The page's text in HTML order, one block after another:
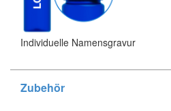
Individuelle Namensgravur
Zubehör